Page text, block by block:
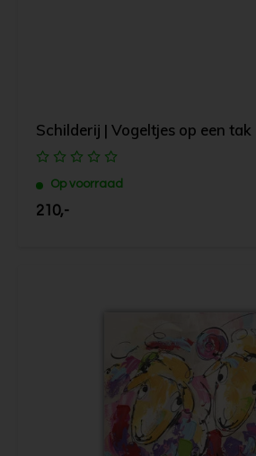
Schilderij | Vogeltjes op een tak
Op voorraad
210,-